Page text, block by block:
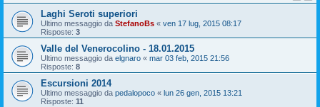
Laghi Seroti superiori
Ultimo messaggio da StefanoBs « ven 17 lug, 2015 08:17
Risposte: 3
Valle del Venerocolino - 18.01.2015
Ultimo messaggio da elgnaro « mar 03 feb, 2015 21:56
Risposte: 8
Escursioni 2014
Ultimo messaggio da pedalopoco « lun 26 gen, 2015 13:21
Risposte: 11